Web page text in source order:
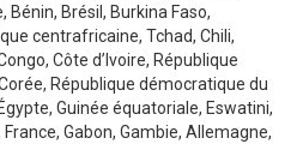
Brésil, Burkina Faso,
centrafricaine, Tchad, Chili,
Côte d’Ivoire, République
République démocratique du
Guinée équatoriale, Eswatini,
Gabon, Gambie, Allemagne,